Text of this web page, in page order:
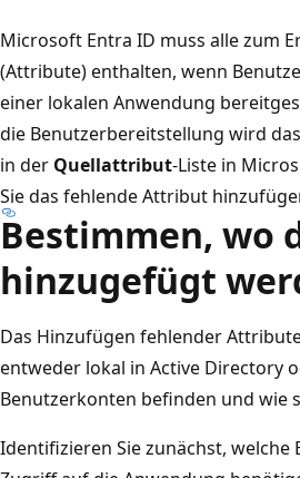
Microsoft Entra ID muss alle zum
(Attribute) enthalten, wenn
einer lokalen Anwendung
die Benutzerbereitstellung wird
in der Quellattribut-Liste in
Sie das fehlende Attribut
Bestimmen, wo
hinzugefügt
Das Hinzufügen fehlender
entweder lokal in Active Directory
Benutzerkonten befinden und wie
Identifizieren Sie zunächst,